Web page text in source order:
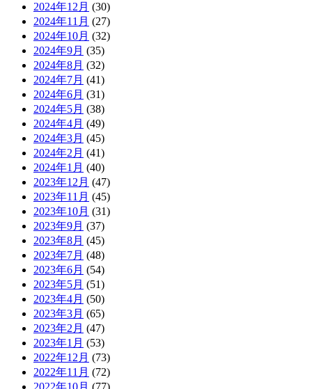
2024年12月 (30)
2024年11月 (27)
2024年10月 (32)
2024年9月 (35)
2024年8月 (32)
2024年7月 (41)
2024年6月 (31)
2024年5月 (38)
2024年4月 (49)
2024年3月 (45)
2024年2月 (41)
2024年1月 (40)
2023年12月 (47)
2023年11月 (45)
2023年10月 (31)
2023年9月 (37)
2023年8月 (45)
2023年7月 (48)
2023年6月 (54)
2023年5月 (51)
2023年4月 (50)
2023年3月 (65)
2023年2月 (47)
2023年1月 (53)
2022年12月 (73)
2022年11月 (72)